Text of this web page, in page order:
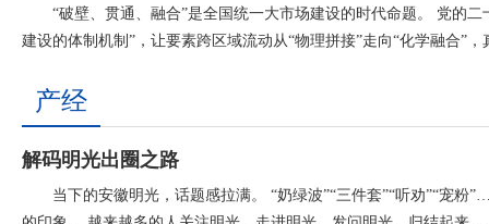
“破壁、贯通、融合”是全国统一大市场建设的时代命题。 党的
建设的体制机制”，让要素跨区域流动从“物理拼接”走向“化学融合”
产经
解码明光出圈之路
当下的安徽明光，话题感拉满。 “奶绿波”“三件套”“听劝”“宠